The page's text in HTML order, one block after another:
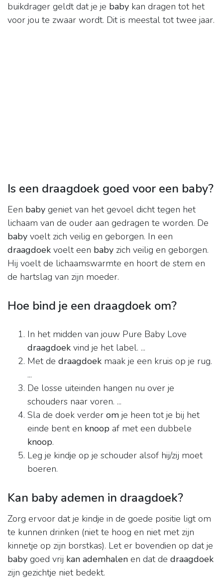
buikdrager geldt dat je je baby kan dragen tot het
voor jou te zwaar wordt. Dit is meestal tot twee jaar.
Is een draagdoek goed voor een baby?
Een baby geniet van het gevoel dicht tegen het
lichaam van de ouder aan gedragen te worden. De
baby voelt zich veilig en geborgen. In een
draagdoek voelt een baby zich veilig en geborgen.
Hij voelt de lichaamswarmte en hoort de stem en
de hartslag van zijn moeder.
Hoe bind je een draagdoek om?
In het midden van jouw Pure Baby Love
draagdoek vind je het label. ...
Met de draagdoek maak je een kruis op je rug.
...
De losse uiteinden hangen nu over je
schouders naar voren. ...
Sla de doek verder om je heen tot je bij het
einde bent en knoop af met een dubbele
knoop.
Leg je kindje op je schouder alsof hij/zij moet
boeren.
Kan baby ademen in draagdoek?
Zorg ervoor dat je kindje in de goede positie ligt om
te kunnen drinken (niet te hoog en niet met zijn
kinnetje op zijn borstkas). Let er bovendien op dat je
baby goed vrij kan ademhalen en dat de draagdoek
zijn gezichtje niet bedekt.